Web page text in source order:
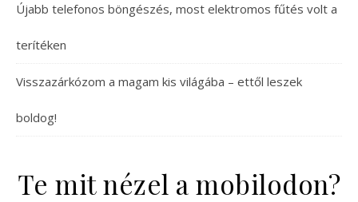
Újabb telefonos böngészés, most elektromos fűtés volt a
terítéken
Visszazárkózom a magam kis világába – ettől leszek
boldog!
Te mit nézel a mobilodon?